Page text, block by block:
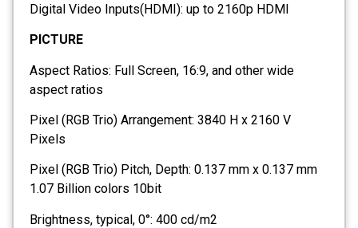
Digital Video Inputs(HDMI): up to 2160p HDMI
PICTURE
Aspect Ratios: Full Screen, 16:9, and other wide
aspect ratios
Pixel (RGB Trio) Arrangement: 3840 H x 2160 V
Pixels
Pixel (RGB Trio) Pitch, Depth: 0.137 mm x 0.137 mm
1.07 Billion colors 10bit
Brightness, typical, 0°: 400 cd/m2